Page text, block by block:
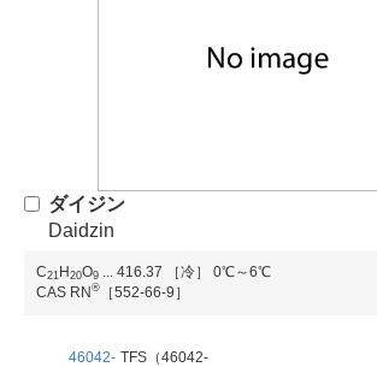
ダイジン
Daidzin
C21 H20O9 416.37
［冷］ 0℃～6℃
CAS RN® ［552-66-9］
46042- TFS（46042-